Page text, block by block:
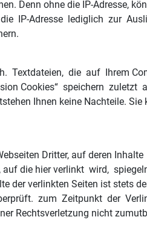
Denn ohne die IP-Adresse,
IP-Adresse lediglich zur
die auf Ihrem
Cookies“ speichern zuletzt
Ihnen keine Nachteile.
Dritter, auf deren
auf die hier verlinkt wird,
der verlinkten Seiten ist stets
zum Zeitpunkt der
Rechtsverletzung nicht